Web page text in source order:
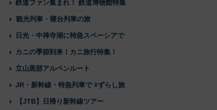
鉄道ファン集まれ！ 鉄道博物館特集
観光列車・寝台列車の旅
日光・中禅寺湖に特急スペーシアで
カニの季節到来！カニ旅行特集！
立山黒部アルペンルート
JR・新幹線・特急列車で #ずらし旅
【JTB】日帰り新幹線ツアー